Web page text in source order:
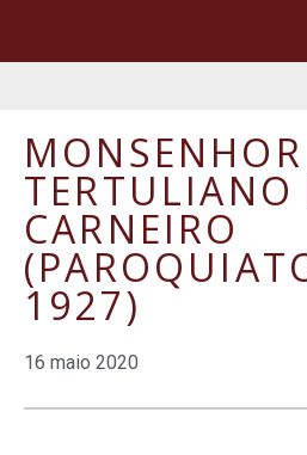
MONSENHOR
TERTULIANO
CARNEIRO
1927)
16 maio 2020